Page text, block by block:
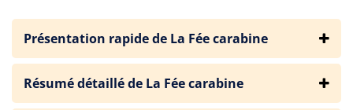
Présentation rapide de La Fée carabine
Résumé détaillé de La Fée carabine